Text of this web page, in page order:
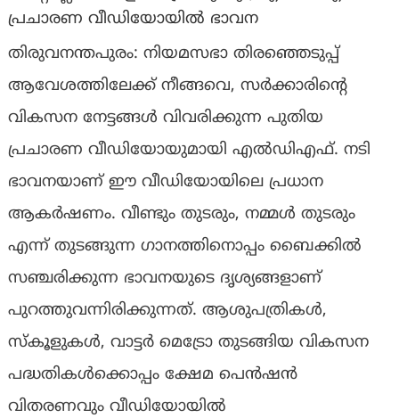
പ്രചാരണ വീഡിയോയിൽ ഭാവന
തിരുവനന്തപുരം: നിയമസഭാ തിരഞ്ഞെടുപ്പ്
ആവേശത്തിലേക്ക് നീങ്ങവെ, സർക്കാരിന്റെ
വികസന നേട്ടങ്ങൾ വിവരിക്കുന്ന പുതിയ
പ്രചാരണ വീഡിയോയുമായി എൽഡിഎഫ്. നടി
ഭാവനയാണ് ഈ വീഡിയോയിലെ പ്രധാന
ആകർഷണം. വീണ്ടും തുടരും, നമ്മൾ തുടരും
എന്ന് തുടങ്ങുന്ന ഗാനത്തിനൊപ്പം ബൈക്കിൽ
സഞ്ചരിക്കുന്ന ഭാവനയുടെ ദൃശ്യങ്ങളാണ്
പുറത്തുവന്നിരിക്കുന്നത്. ആശുപത്രികൾ,
സ്കൂളുകൾ, വാട്ടർ മെട്രോ തുടങ്ങിയ വികസന
പദ്ധതികൾക്കൊപ്പം ക്ഷേമ പെൻഷൻ
വിതരണവും വീഡിയോയിൽ